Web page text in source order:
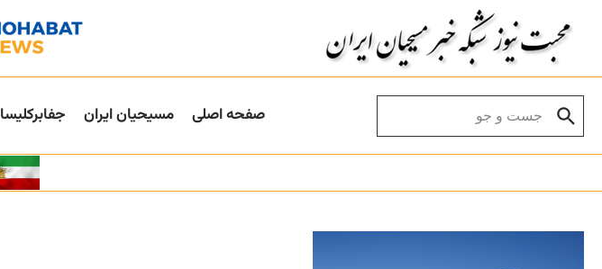
صفحه اصلی مسیحیان ایران جفا‌بر‌کلیسا